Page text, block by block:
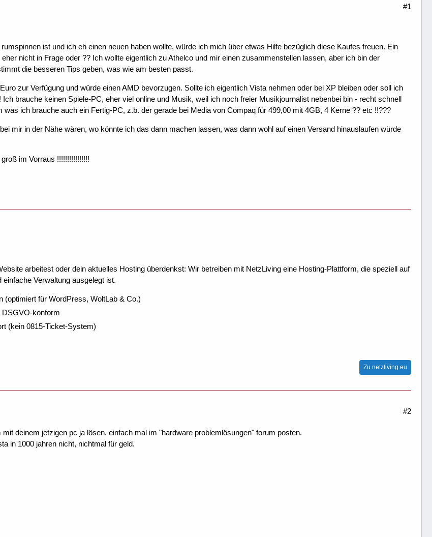
#1
ist und ich eh einen neuen haben wollte, würde ich mich über etwas Hilfe bezüglich diese Kaufes freuen. Ein
nicht in Frage oder ?? Ich wollte eigentlich zu Athelco und mir einen zusammenstellen lassen, aber ich bin der
die besseren Tips geben, was wie am besten passt.
zur Verfügung und würde einen AMD bevorzugen. Sollte ich eigentlich Vista nehmen oder bei XP bleiben oder soll ich
brauche keinen Spiele-PC, eher viel online und Musik, weil ich noch freier Musikjournalist nebenbei bin - recht schnell
was ich brauche auch ein Fertig-PC, z.b. der gerade bei Media von Compaq für 499,00 mit 4GB, 4 Kerne ?? etc !!???
mir in der Nähe wären, wo könnte ich das dann machen lassen, was dann wohl auf einen Versand hinauslaufen würde
im Vorraus !!!!!!!!!!!!!!!!
arbeitest oder dein aktuelles Hosting überdenkst: Wir betreiben mit NetzLiving eine Hosting-Plattform, die speziell auf
Verwaltung ausgelegt ist.
(optimiert für WordPress, WoltLab & Co.)
konform
(kein 0815-Ticket-System)
Zu netzliving.eu
#2
deinem jetzigen pc ja lösen. einfach mal im "hardware problemlösungen" forum posten.
in 1000 jahren nicht, nichtmal für geld.